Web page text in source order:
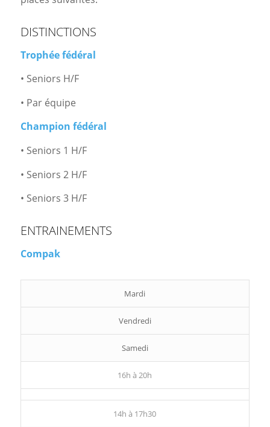
DISTINCTIONS
Trophée fédéral
• Seniors H/F
• Par équipe
Champion fédéral
• Seniors 1 H/F
• Seniors 2 H/F
• Seniors 3 H/F
ENTRAINEMENTS
Compak
Mardi
Vendredi
Samedi
16h à 20h
14h à 17h30